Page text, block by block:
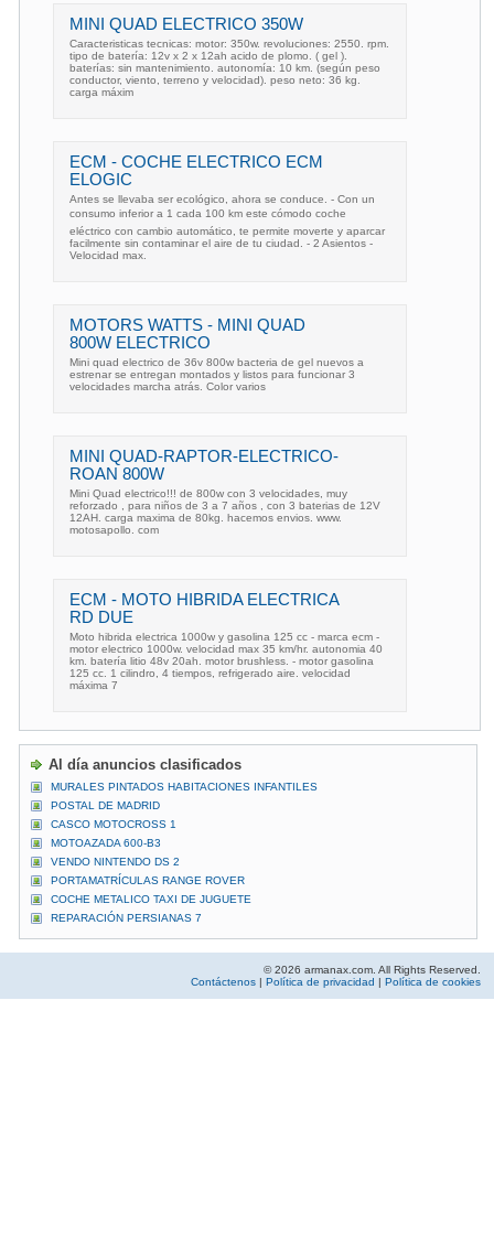
MINI QUAD ELECTRICO 350W
Caracteristicas tecnicas: motor: 350w. revoluciones: 2550. rpm.
tipo de batería: 12v x 2 x 12ah acido de plomo. ( gel ).
baterías: sin mantenimiento. autonomía: 10 km. (según peso
conductor, viento, terreno y velocidad). peso neto: 36 kg.
carga máxim
ECM - COCHE ELECTRICO ECM
ELOGIC
Antes se llevaba ser ecológico, ahora se conduce. - Con un
consumo inferior a 1 cada 100 km este cómodo coche
eléctrico con cambio automático, te permite moverte y aparcar
facilmente sin contaminar el aire de tu ciudad. - 2 Asientos -
Velocidad max.
MOTORS WATTS - MINI QUAD
800W ELECTRICO
Mini quad electrico de 36v 800w bacteria de gel nuevos a
estrenar se entregan montados y listos para funcionar 3
velocidades marcha atrás. Color varios
MINI QUAD-RAPTOR-ELECTRICO-
ROAN 800W
Mini Quad electrico!!! de 800w con 3 velocidades, muy
reforzado , para niños de 3 a 7 años , con 3 baterias de 12V
12AH. carga maxima de 80kg. hacemos envios. www.
motosapollo. com
ECM - MOTO HIBRIDA ELECTRICA
RD DUE
Moto hibrida electrica 1000w y gasolina 125 cc - marca ecm -
motor electrico 1000w. velocidad max 35 km/hr. autonomia 40
km. batería litio 48v 20ah. motor brushless. - motor gasolina
125 cc. 1 cilindro, 4 tiempos, refrigerado aire. velocidad
máxima 7
Al día anuncios clasificados
MURALES PINTADOS HABITACIONES INFANTILES
POSTAL DE MADRID
CASCO MOTOCROSS 1
MOTOAZADA 600-B3
VENDO NINTENDO DS 2
PORTAMATRÍCULAS RANGE ROVER
COCHE METALICO TAXI DE JUGUETE
REPARACIÓN PERSIANAS 7
© 2026 armanax.com. All Rights Reserved.
Contáctenos
Política de privacidad Política de cookies